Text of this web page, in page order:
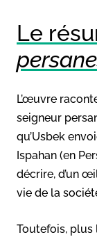
Le
L’œuvre
seigneur
qu’Usbek
Ispahan (en
décrire, d’un
vie de la
Toutefois, plus